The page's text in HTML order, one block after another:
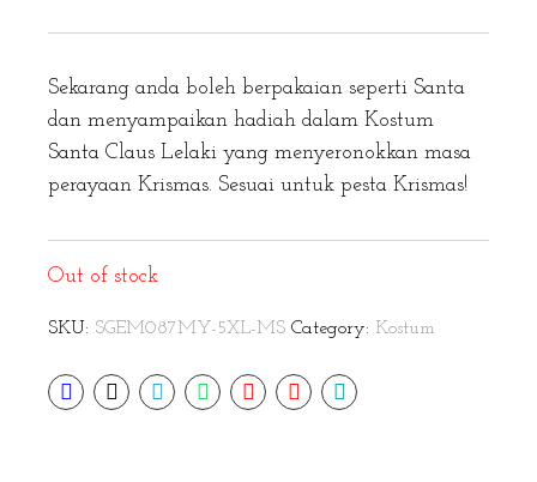
Sekarang anda boleh berpakaian seperti Santa
dan menyampaikan hadiah dalam Kostum
Santa Claus Lelaki yang menyeronokkan masa
perayaan Krismas. Sesuai untuk pesta Krismas!
Out of stock
SKU: SGEM087MY-5XL-MS Category: Kostum